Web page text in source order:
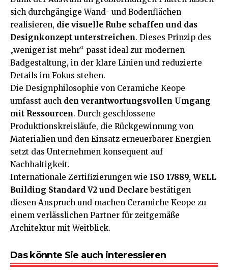
sich durchgängige Wand- und Bodenflächen
realisieren, die visuelle Ruhe schaffen und das
Designkonzept unterstreichen. Dieses Prinzip des
„weniger ist mehr“ passt ideal zur modernen
Badgestaltung, in der klare Linien und reduzierte
Details im Fokus stehen.
Die Designphilosophie von Ceramiche Keope
umfasst auch den verantwortungsvollen Umgang
mit Ressourcen. Durch geschlossene
Produktionskreisläufe, die Rückgewinnung von
Materialien und den Einsatz erneuerbarer Energien
setzt das Unternehmen konsequent auf
Nachhaltigkeit.
Internationale Zertifizierungen wie ISO 17889, WELL
Building Standard V2 und Declarebestätigen
diesen Anspruch und machen Ceramiche Keope zu
einem verlässlichen Partner für zeitgemäße
Architektur mit Weitblick.
Das könnte Sie auch interessieren